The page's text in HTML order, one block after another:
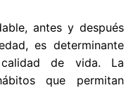
antes y después
es determinante
de vida. La
que permitan